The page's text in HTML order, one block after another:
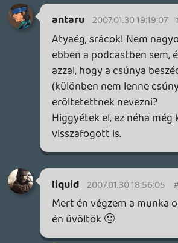
drag 2007.01.30 16:03:02 #0oxp3
Téged meg a Rockstar, egál. 🙂
GYUFo 2007.01.30 16:01:22
GYUFo
liquidet pénzeli az MS, tuti nem olyan jó a
Crackdown. 😛
Jackal
LOL egy nagycsöcsű szőkére barnára
világos barnára gondolok nimfomán
hajlamokkal te 😃
Lavitz 2007.01.30 15:52:20